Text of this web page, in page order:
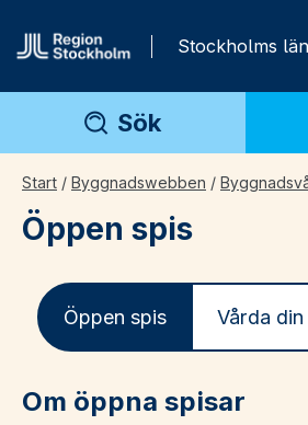
Stockholms
Sök
Start / Byggnadswebben /
Öppen spis
Öppen spis Vårda
Om öppna spisar